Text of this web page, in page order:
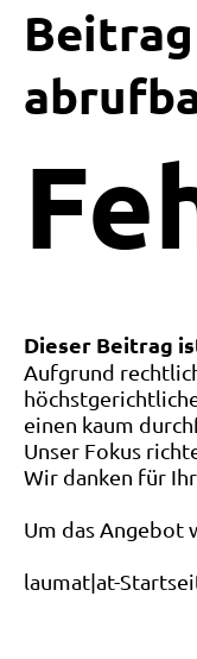
Dieser Beitrag
Aufgrund
einen kaum
Unser Fokus
Wir danken für
Um das Angebot
laumat|at-